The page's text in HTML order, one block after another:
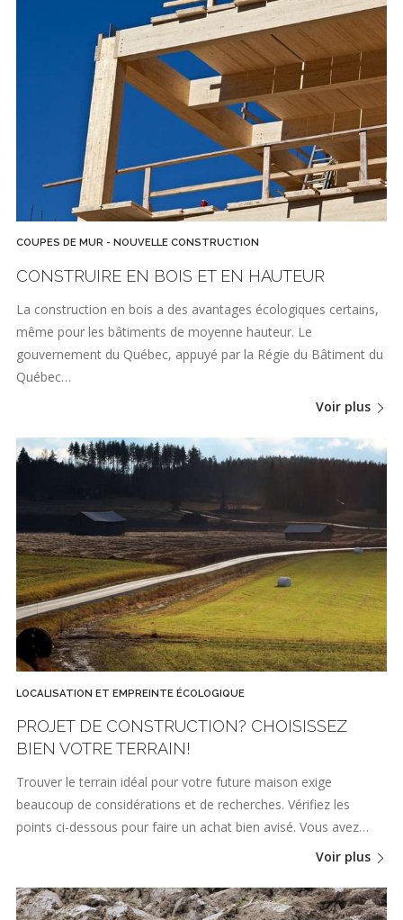
COUPES DE MUR - NOUVELLE CONSTRUCTION
CONSTRUIRE EN BOIS ET EN HAUTEUR
La construction en bois a des avantages écologiques certains,
même pour les bâtiments de moyenne hauteur. Le
gouvernement du Québec, appuyé par la Régie du Bâtiment du
Québec…
Voir plus
LOCALISATION ET EMPREINTE ÉCOLOGIQUE
PROJET DE CONSTRUCTION? CHOISISSEZ
BIEN VOTRE TERRAIN!
Trouver le terrain idéal pour votre future maison exige
beaucoup de considérations et de recherches. Vérifiez les
points ci-dessous pour faire un achat bien avisé. Vous avez…
Voir plus